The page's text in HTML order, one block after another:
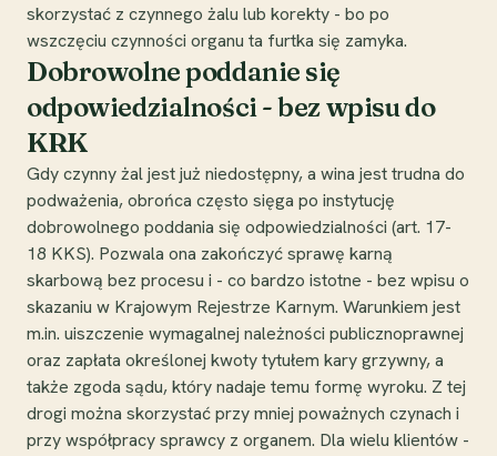
skorzystać z czynnego żalu lub korekty - bo po
wszczęciu czynności organu ta furtka się zamyka.
Dobrowolne poddanie się
odpowiedzialności - bez wpisu do
KRK
Gdy czynny żal jest już niedostępny, a wina jest trudna do
podważenia, obrońca często sięga po instytucję
dobrowolnego poddania się odpowiedzialności (art. 17-
18 KKS). Pozwala ona zakończyć sprawę karną
skarbową bez procesu i - co bardzo istotne - bez wpisu o
skazaniu w Krajowym Rejestrze Karnym. Warunkiem jest
m.in. uiszczenie wymagalnej należności publicznoprawnej
oraz zapłata określonej kwoty tytułem kary grzywny, a
także zgoda sądu, który nadaje temu formę wyroku. Z tej
drogi można skorzystać przy mniej poważnych czynach i
przy współpracy sprawcy z organem. Dla wielu klientów -